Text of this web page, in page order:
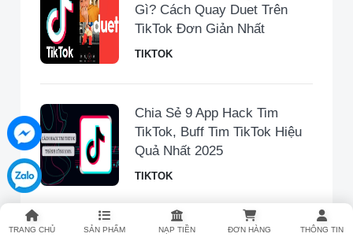
TRANG CHỦ SẢN PHẨM NẠP TIỀN ĐƠN HÀNG THÔNG TIN
Gì? Cách Quay Duet Trên
TikTok Đơn Giản Nhất
TIKTOK
Chia Sẻ 9 App Hack Tim
TikTok, Buff Tim TikTok Hiệu
Quả Nhất 2025
TIKTOK
MMO Là Gì? Cách Kiếm Tiền